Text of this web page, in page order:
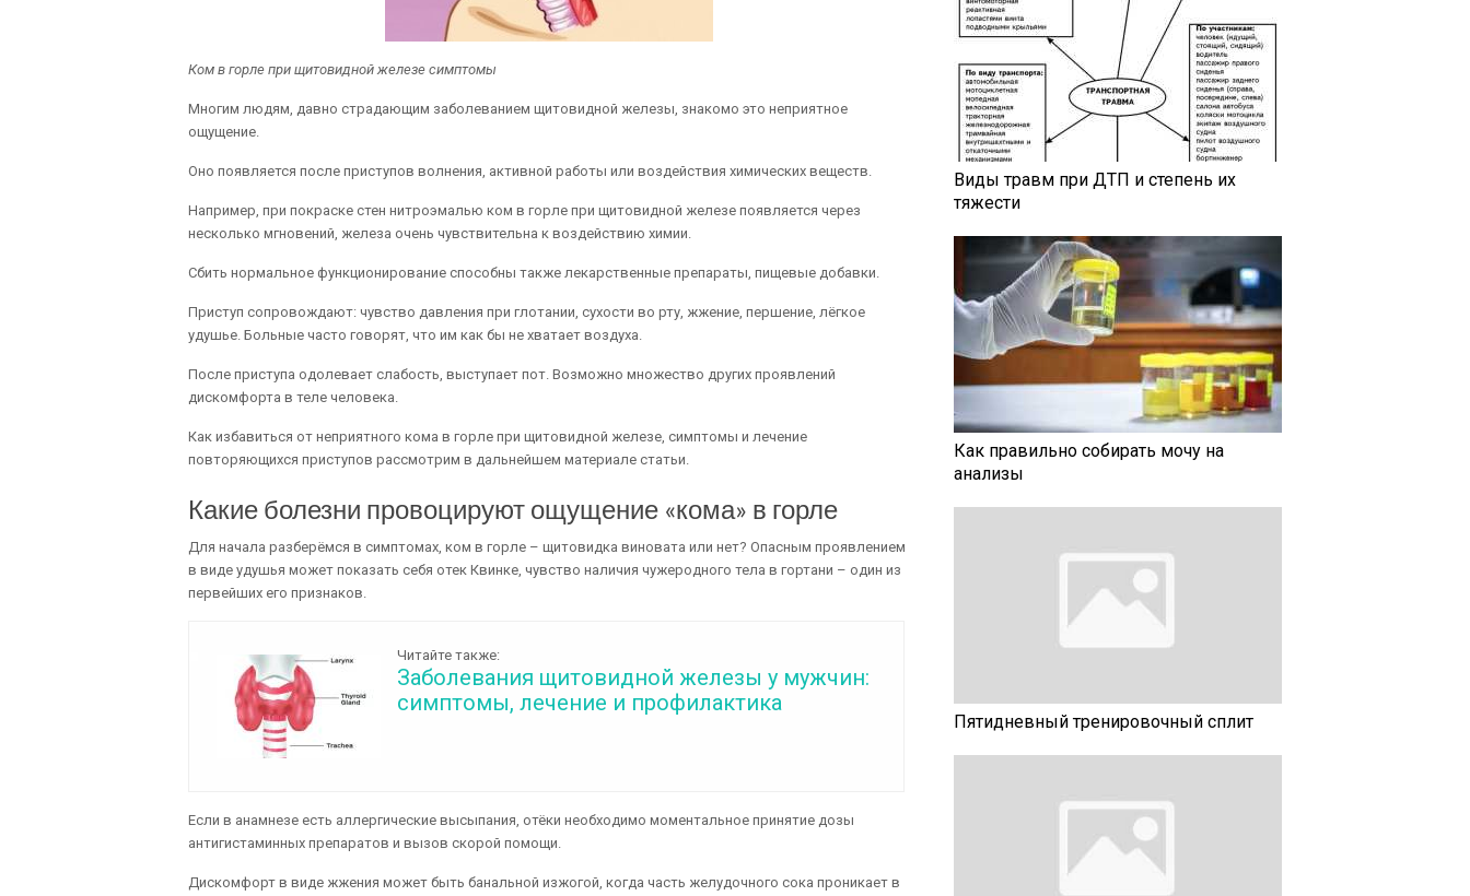
Ком в горле при щитовидной железе симптомы
Многим людям, давно страдающим заболеванием щитовидной железы, знакомо это неприятное
ощущение.
Оно появляется после приступов волнения, активной работы или воздействия химических веществ.
Например, при покраске стен нитроэмалью ком в горле при щитовидной железе появляется через
несколько мгновений, железа очень чувствительна к воздействию химии.
Сбить нормальное функционирование способны также лекарственные препараты, пищевые добавки.
Приступ сопровождают: чувство давления при глотании, сухости во рту, жжение, першение, лёгкое
удушье. Больные часто говорят, что им как бы не хватает воздуха.
После приступа одолевает слабость, выступает пот. Возможно множество других проявлений
дискомфорта в теле человека.
Как избавиться от неприятного кома в горле при щитовидной железе, симптомы и лечение
повторяющихся приступов рассмотрим в дальнейшем материале статьи.
Какие болезни провоцируют ощущение «кома» в горле
Для начала разберёмся в симптомах, ком в горле – щитовидка виновата или нет? Опасным проявлением
в виде удушья может показать себя отек Квинке, чувство наличия чужеродного тела в гортани – один из
первейших его признаков.
Читайте также:
Заболевания щитовидной железы у мужчин:
симптомы, лечение и профилактика
Если в анамнезе есть аллергические высыпания, отёки необходимо моментальное принятие дозы
антигистаминных препаратов и вызов скорой помощи.
Дискомфорт в виде жжения может быть банальной изжогой, когда часть желудочного сока проникает в
Виды травм при ДТП и степень их
тяжести
Как правильно собирать мочу на
анализы
Пятидневный тренировочный сплит